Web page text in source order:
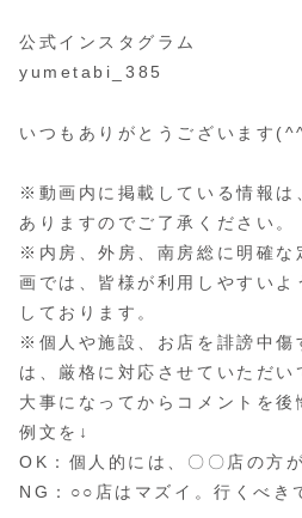
公式インスタグラム
yumetabi_385
いつもありがとうございます
※動画内に掲載している情報は
ありますのでご了承ください。
※内房、外房、南房総に明確な
画では、皆様が利用しやすいよ
しております。
※個人や施設、お店を誹謗中傷
は、厳格に対応させていただい
大事になってからコメントを後
例文を↓
OK：個人的には、〇〇店の方
NG：○○店はマズイ。行くべき